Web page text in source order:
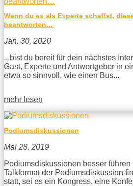
Wenn du es als Experte schaffst,
beantworten…
Jan. 30, 2020
...bist du bereit für dein nächstes
Gast, Experte und Antwortgeber in
etwa so sinnvoll, wie einen Bus...
mehr lesen
Podiumsdiskussionen
Mai 28, 2019
Podiumsdiskussionen besser
Talkformat der Podiumsdiskussion
statt, sei es ein Kongress, eine